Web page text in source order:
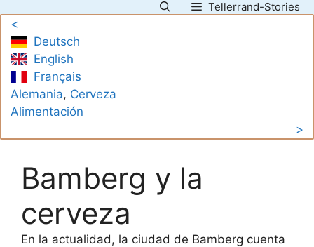
contenido
Tellerrand-Stories
<
Deutsch
English
Français
Alemania, Cerveza
Alimentación
>
Bamberg y la
cerveza
En la actualidad, la ciudad de Bamberg cuenta